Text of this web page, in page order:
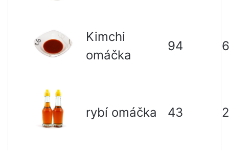
Kimchi
omáčka
94 6
rybí omáčka 43